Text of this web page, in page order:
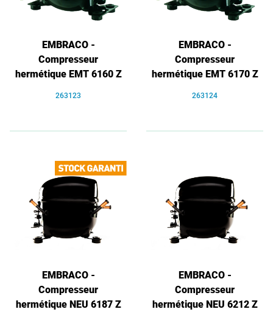
EMBRACO -
Compresseur
hermétique EMT 6160 Z
263123
EMBRACO -
Compresseur
hermétique EMT 6170 Z
263124
EMBRACO -
Compresseur
hermétique NEU 6187 Z
EMBRACO -
Compresseur
hermétique NEU 6212 Z